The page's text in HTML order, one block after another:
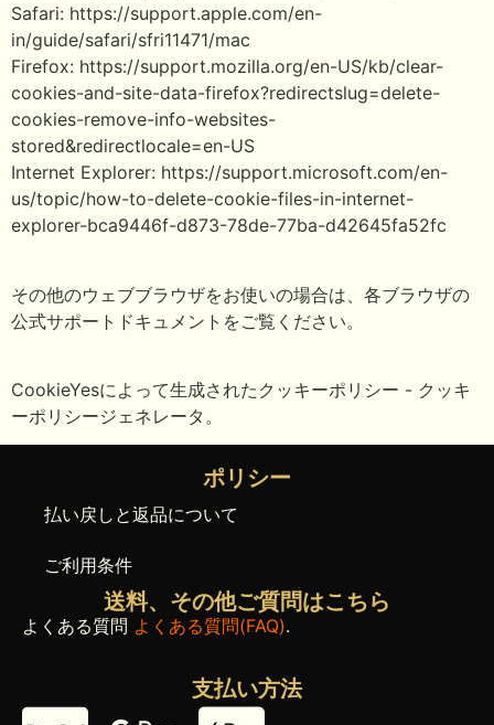
Safari: https://support.apple.com/en-
in/guide/safari/sfri11471/mac
Firefox: https://support.mozilla.org/en-US/kb/clear-
cookies-and-site-data-firefox?redirectslug=delete-
cookies-remove-info-websites-
stored&redirectlocale=en-US
Internet Explorer: https://support.microsoft.com/en-
us/topic/how-to-delete-cookie-files-in-internet-
explorer-bca9446f-d873-78de-77ba-d42645fa52fc
その他のウェブブラウザをお使いの場合は、各ブラウザの
公式サポートドキュメントをご覧ください。
CookieYesによって生成されたクッキーポリシー - クッキ
ーポリシージェネレータ。
ポリシー
払い戻しと返品について
ご利用条件
送料、その他ご質問はこちら
よくある質問 よくある質問(FAQ).
支払い方法